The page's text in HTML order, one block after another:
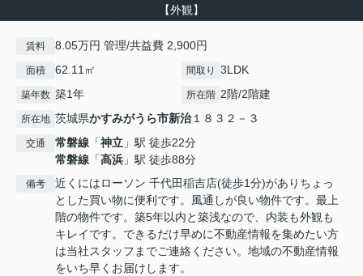
【外観】
賃料 8.05万円 管理/共益費 2,900円
面積 62.11㎡ 間取り 3LDK
築年数 築1年 所在階 2階/2階建
所在地 茨城県かすみがうら市新治１８３２－３
交通 常磐線 「神立 」駅 徒歩22分
常磐線 「高浜 」駅 徒歩88分
備考
近くにはローソン 千代田稲吉店(徒歩1分)がありちょっ
とした買い物に便利です。風通しが良い物件です。最上
階の物件です。築5年以内と築浅なので、内装も外観も
キレイです。できるだけ早めに不動産情報を集めたい方
は当社スタッフまでご連絡ください。地域の不動産情報
をいち早くお届けします。